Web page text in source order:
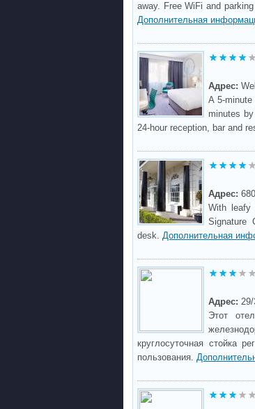
away. Free WiFi and
Дополнительная
Адрес:
A 5-
minutes
24-hour reception, bar and
Адрес:
With leafy
Signature
desk. Дополнительная
Адрес:
Этот
круглосуточная стойка
пользования.